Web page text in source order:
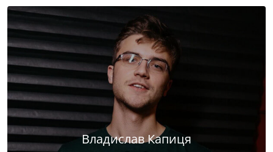
Владислав Капиця